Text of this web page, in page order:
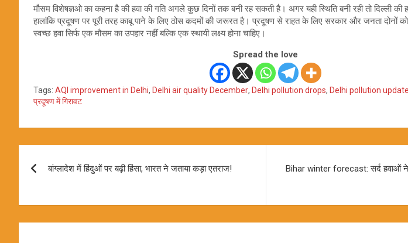
मौसम विशेषज्ञओ का कहना है की हवा की गति अगले कुछ दिनों तक बनी रह सकती है। अगर यही स्थिति बनी रही तो दिल्ली
हालांकि प्रदूषण पर पूरी तरह काबू पाने के लिए ठोस कदमों की जरूरत है। प्रदूषण से राहत के लिए सरकार और जनता दोनों
स्वच्छ हवा सिर्फ एक मौसम का उपहार नहीं बल्कि एक स्थायी लक्ष्य होना चाहिए।
Spread the love
Tags: AQI improvement in Delhi, Delhi air quality December, Delhi pollution drops, Delhi pollution update
प्रदूषण में गिरावट
navigation
बांग्लादेश में हिंदुओं पर बढ़ी हिंसा, भारत ने जताया कड़ा एतराज!
Bihar winter forecast: सर्द हवाओं ने